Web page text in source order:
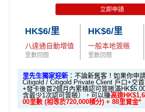
ough third party advertisers. However,
omparison tools which are not marked
lways based on objective analysis first.
"
八達通自動增值1%
去食飯統一2%，唔洗擔心有時酒店
廳唔計食肆少咗回贈
港幣支付外國註册商戶(如Expedia)
持續地都有Citi信用卡優惠
年薪要求HK$120,000都申請到
✅經里先生指定連結+輸入里先生
申請渣打國泰Mastercard：
card-apply
，成功批卡後，新客免
❗️
里先生推廣碼：
✅申請完填MrMiles.hk/cathay-
0獎賞+新會員38里賞金@❗️【由里
立即申請
HK$6/里
八達通自動增值
里數回贈
HK$6/里
一般本地簽賬
里數回贈
里先生獨家迎新 ：不論新舊客！如果你申
Citigold / Citigold Private Client 戶口+交
+發卡後首2個月內累積認可簽賬滿
含最少1次認可簽賬），可以賺高達
00里數 (相等於720,000積分) + 88里賞金*